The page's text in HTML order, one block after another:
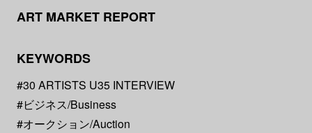
ART MARKET REPORT
KEYWORDS
#30 ARTISTS U35 INTERVIEW
#ビジネス/Business
#オークション/Auction